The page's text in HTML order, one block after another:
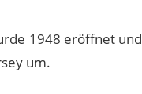
1948 eröffnet und
um.